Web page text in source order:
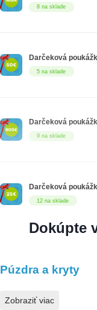
8 na sklade
5 na sklade
Darčeková
9 na sklade
Darčeková
12 na sklade
Darčeková
14 na sklade
Dokúpte
Vhodné
Púzdra a kryty
Zobraziť viac